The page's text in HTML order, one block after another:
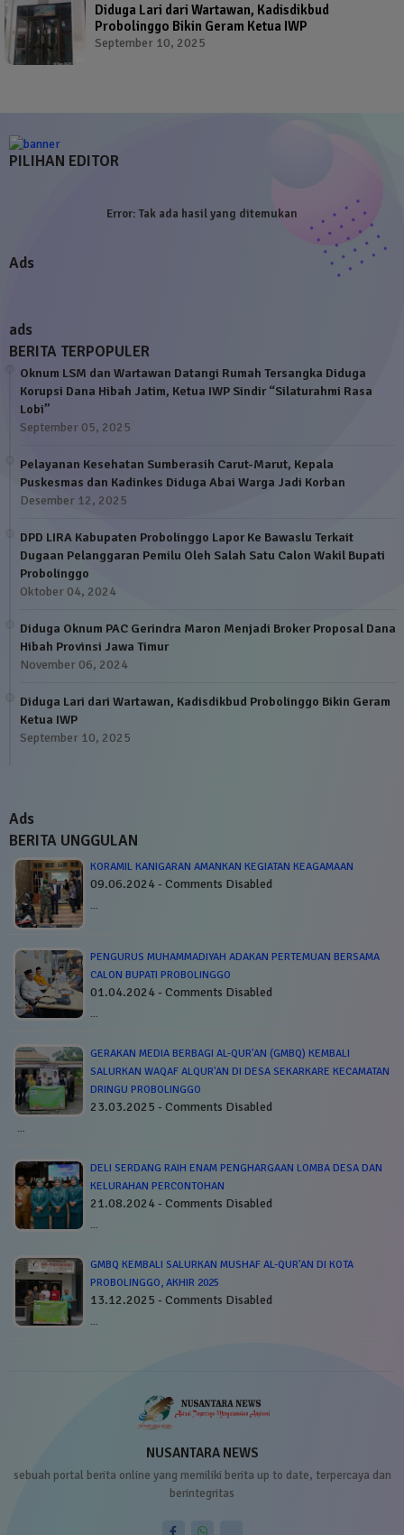
Diduga Lari dari Wartawan, Kadisdikbud
Probolinggo Bikin Geram Ketua IWP
September 10, 2025
PILIHAN EDITOR
Error:Tak ada hasil yang ditemukan
Ads
ads
BERITA TERPOPULER
Oknum LSM dan Wartawan Datangi Rumah Tersangka Diduga
Korupsi Dana Hibah Jatim, Ketua IWP Sindir “Silaturahmi Rasa
Lobi”
September 05, 2025
Pelayanan Kesehatan Sumberasih Carut-Marut, Kepala
Puskesmas dan Kadinkes Diduga Abai Warga Jadi Korban
Desember 12, 2025
DPD LIRA Kabupaten Probolinggo Lapor Ke Bawaslu Terkait
Dugaan Pelanggaran Pemilu Oleh Salah Satu Calon Wakil Bupati
Probolinggo
Oktober 04, 2024
Diduga Oknum PAC Gerindra Maron Menjadi Broker Proposal Dana
Hibah Provinsi Jawa Timur
November 06, 2024
Diduga Lari dari Wartawan, Kadisdikbud Probolinggo Bikin Geram
Ketua IWP
September 10, 2025
Ads
BERITA UNGGULAN
KORAMIL KANIGARAN AMANKAN KEGIATAN KEAGAMAAN
09.06.2024 - Comments Disabled
…
PENGURUS MUHAMMADIYAH ADAKAN PERTEMUAN BERSAMA
CALON BUPATI PROBOLINGGO
01.04.2024 - Comments Disabled
…
GERAKAN MEDIA BERBAGI AL-QUR'AN (GMBQ) KEMBALI
SALURKAN WAQAF ALQUR'AN DI DESA SEKARKARE KECAMATAN
DRINGU PROBOLINGGO
23.03.2025 - Comments Disabled
…
DELI SERDANG RAIH ENAM PENGHARGAAN LOMBA DESA DAN
KELURAHAN PERCONTOHAN
21.08.2024 - Comments Disabled
…
GMBQ KEMBALI SALURKAN MUSHAF AL-QUR'AN DI KOTA
PROBOLINGGO, AKHIR 2025
13.12.2025 - Comments Disabled
…
NUSANTARA NEWS
sebuah portal berita online yang memiliki berita up to date, terpercaya dan
berintegritas